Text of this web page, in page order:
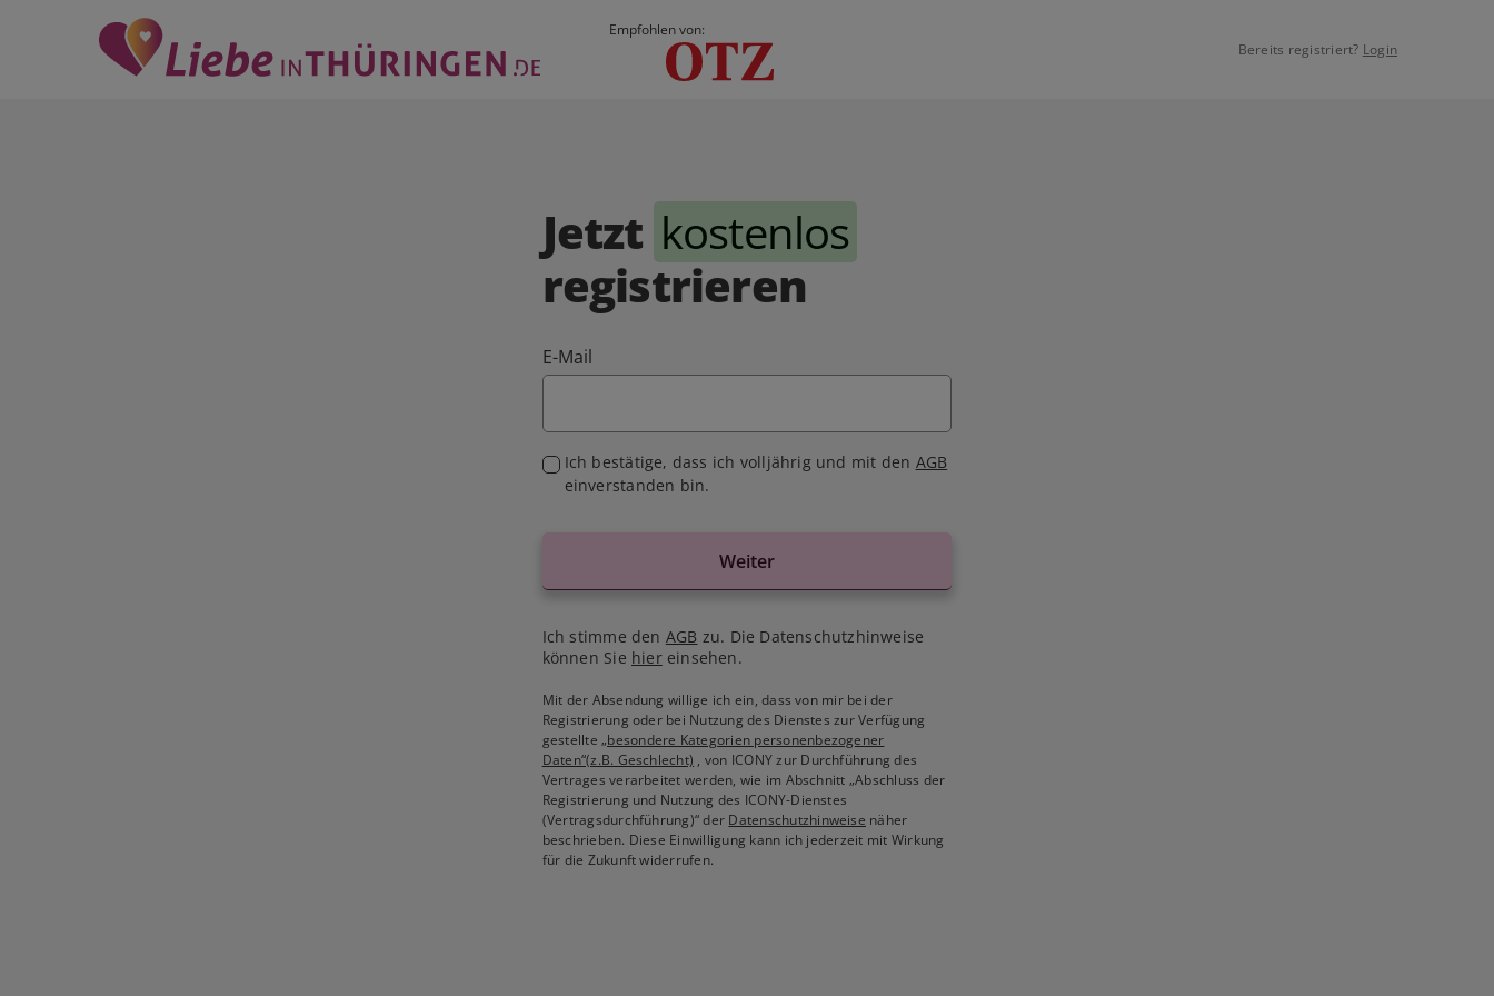
Empfohlen von:
Bereits registriert? Login
Jetzt kostenlos
registrieren
E-Mail
Ich bestätige, dass ich volljährig und mit den AGB
einverstanden bin.
Weiter
Ich stimme den AGB zu. Die Datenschutzhinweise
können Sie hiereinsehen.
Mit der Absendung willige ich ein, dass von mir bei der
Registrierung oder bei Nutzung des Dienstes zur Verfügung
gestellte„besondere Kategorien personenbezogener
Daten“(z.B. Geschlecht) , von ICONY zur Durchführung des
Vertrages verarbeitet werden, wie im Abschnitt „Abschluss der
Registrierung und Nutzung des ICONY-Dienstes
(Vertragsdurchführung)“ der Datenschutzhinweise näher
beschrieben. Diese Einwilligung kann ich jederzeit mit Wirkung
für die Zukunft widerrufen.